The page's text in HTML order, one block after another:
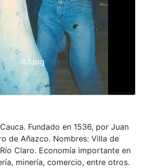
83.jpg
Fundado en 1536, por Juan